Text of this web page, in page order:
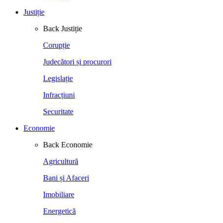
Justiție
Back Justiție
Corupție
Judecători și procurori
Legislație
Infracțiuni
Securitate
Economie
Back Economie
Agricultură
Bani și Afaceri
Imobiliare
Energetică